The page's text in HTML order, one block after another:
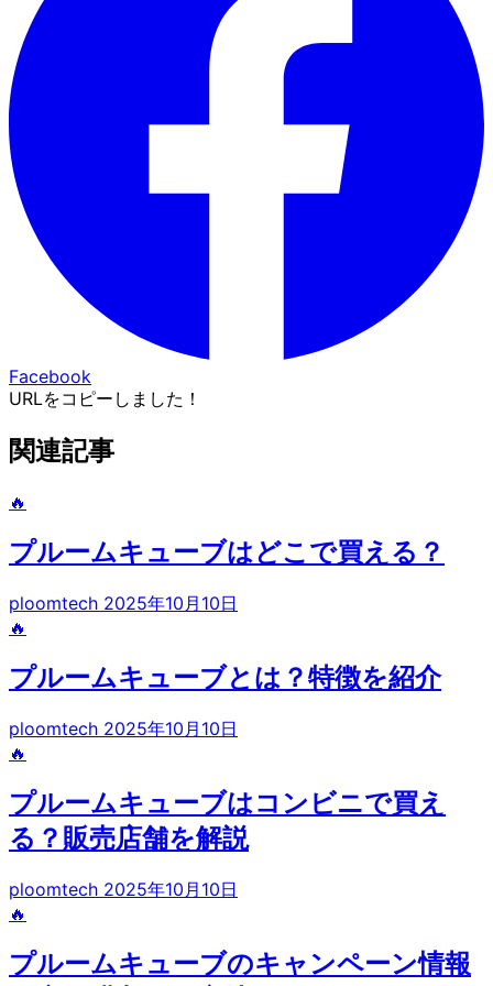
Facebook
URLをコピーしました！
関連記事
🔥
プルームキューブはどこで買える？
ploomtech 2025年10月10日
🔥
プルームキューブとは？特徴を紹介
ploomtech 2025年10月10日
🔥
プルームキューブはコンビニで買え
る？販売店舗を解説
ploomtech 2025年10月10日
🔥
プルームキューブのキャンペーン情報